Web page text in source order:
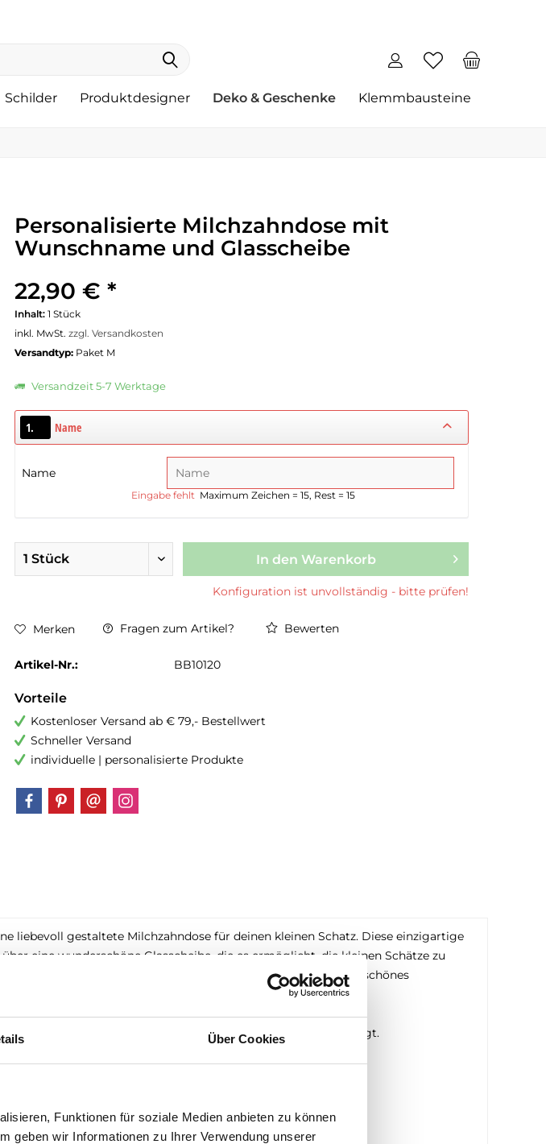
Über Cookies
Funktionen für soziale Medien anbieten zu können
geben wir Informationen zu Ihrer Verwendung unserer
Schilder Produktdesigner Deko & Geschenke Klemmbausteine
Personalisierte Milchzahndose mit
Wunschname und Glasscheibe
22,90 € *
Inhalt: 1 Stück
inkl. MwSt. zzgl. Versandkosten
Versandtyp: Paket M
Versandzeit 5-7 Werktage
1. Name
Name
Eingabe fehlt Maximum Zeichen = 15, Rest = 15
In den Warenkorb
Konfiguration ist unvollständig - bitte prüfen!
Merken Fragen zum Artikel? Bewerten
Artikel-Nr.: BB10120
Vorteile
Kostenloser Versand ab € 79,- Bestellwert
Schneller Versand
individuelle | personalisierte Produkte
liebevoll gestaltete Milchzahndose für deinen kleinen Schatz. Diese einzigartige
eine wunderschöne Glasscheibe, die es ermöglicht, die kleinen Schätze zu
in dieser hochwertigen Dose, die gleichzeitig als wunderschönes
Hol dir jetzt deine personalisierte Milchzahndose!
12 mm tief. Die Box wird mit Deinem Wunschname angefertigt.
ein Dekorationsartikel.
und Glasscheibe"